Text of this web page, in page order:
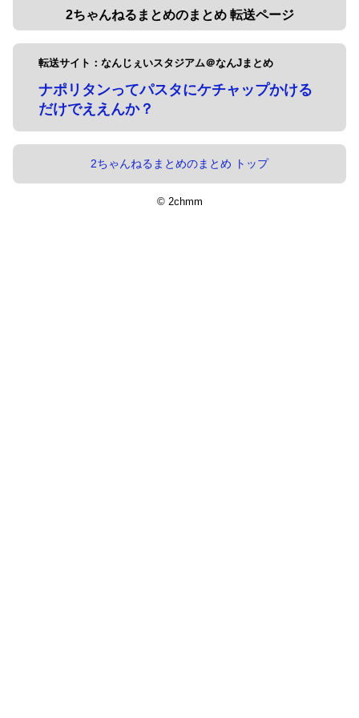
2ちゃんねるまとめのまとめ 転送ページ
転送サイト：なんじぇいスタジアム＠なんJまとめ
ナポリタンってパスタにケチャップかける
だけでええんか？
2ちゃんねるまとめのまとめ トップ
© 2chmm